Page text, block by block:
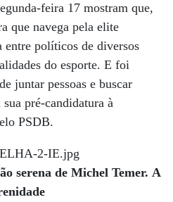
feira 17 mostram que,
que navega pela elite
políticos de diversos
do esporte. E foi
juntar pessoas e buscar
pré-candidatura à
PSDB.
serena de Michel Temer. A